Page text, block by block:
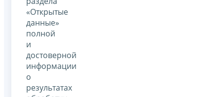
«Открытые
данные»
полной
и
достоверной
информации
о
результатах